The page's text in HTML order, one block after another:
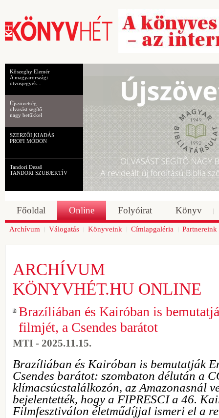
Kőszeghy Elemér
A magyarországi
ötvösjegyek...
Újszövetség
olvasást segítő
nagy betűkkel
SZERZŐI KIADÁS
PROFI MÓDON
Tandori Dezső
TANDORI SZUBJEKTÍV
Főoldal Online Folyóirat Könyv
Archívum Válogatás Könyveink Címlapgaléria Partnereink
ARCHÍVUM
KÖNYVHÉT.HU ONLINE
Brazíliában és Kairóban is
filmjét, a Csendes barátot
MTI - 2025.11.15.
Brazíliában és Kairóban is bemutatják
Csendes barátot: szombaton délután a
klímacsúcstalálkozón, az Amazonasnál
bejelentették, hogy a FIPRESCI a 46.
Filmfesztiválon életműdíjjal ismeri el a